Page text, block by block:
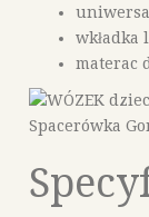
wkładka
materac